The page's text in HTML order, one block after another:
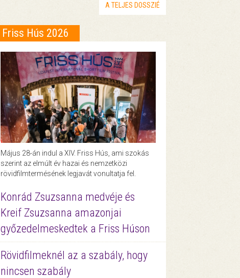
A TELJES DOSSZIÉ
Friss Hús 2026
Május 28-án indul a XIV. Friss Hús, ami szokás
szerint az elmúlt év hazai és nemzetközi
rövidfilmtermésének legjavát vonultatja fel.
Konrád Zsuzsanna medvéje és
Kreif Zsuzsanna amazonjai
győzedelmeskedtek a Friss Húson
Rövidfilmeknél az a szabály, hogy
nincsen szabály